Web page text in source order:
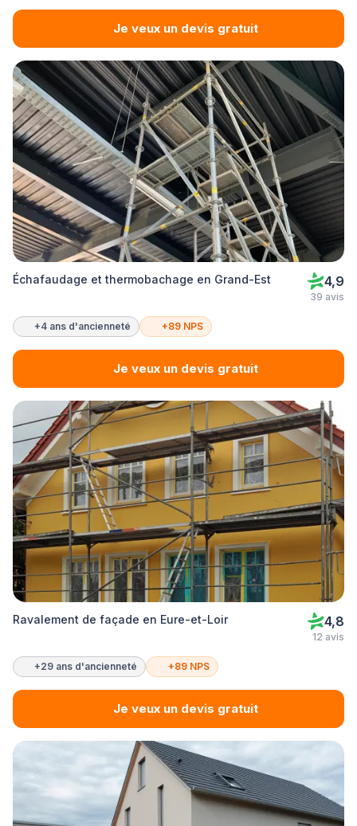
Je veux un devis gratuit
Échafaudage et thermobachage en Grand-Est 4,9
39 avis
+4 ans d'ancienneté +89 NPS
Je veux un devis gratuit
Ravalement de façade en Eure-et-Loir 4,8
12 avis
+29 ans d'ancienneté +89 NPS
Je veux un devis gratuit